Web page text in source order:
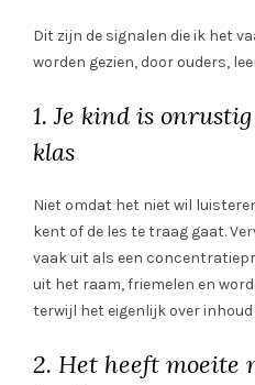
Dit zijn de signalen die ik het
worden gezien, door ouders,
1. Je kind is
klas
Niet omdat het niet wil
kent of de les te traag gaat.
vaak uit als een
uit het raam, friemelen en
terwijl het eigenlijk over inhoud
2. Het heeft moeite